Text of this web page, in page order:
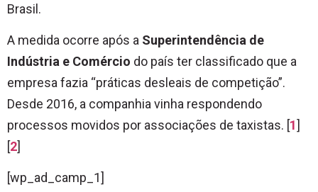
Brasil.
A medida ocorre após a Superintendência de
Indústria e Comércio do país ter classificado que a
empresa fazia “práticas desleais de competição”.
Desde 2016, a companhia vinha respondendo
processos movidos por associações de taxistas. [1]
[2]
[wp_ad_camp_1]